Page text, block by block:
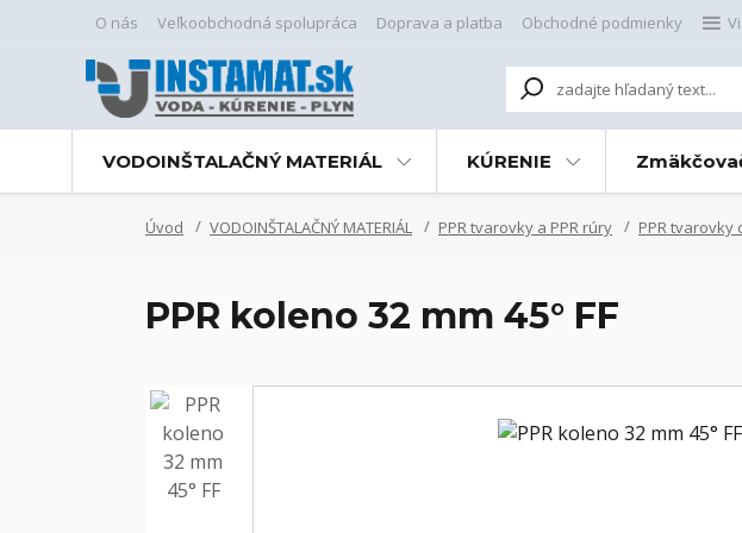
O nás Veľkoobchodná spolupráca Doprava a platba Obchodné podmienky
VODOINŠTALAČNÝ MATERIÁL KÚRENIE
Úvod VODOINŠTALAČNÝ MATERIÁL PPR tvarovky a PPR rúry PPR tvarovky
PPR koleno 32 mm 45° FF